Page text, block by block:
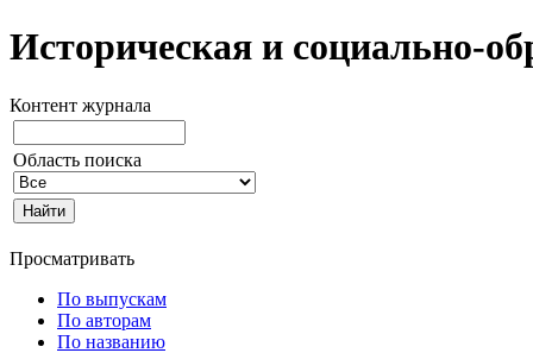
Историческая и социально-
Контент журнала
Область поиска
Просматривать
По выпускам
По авторам
По названию